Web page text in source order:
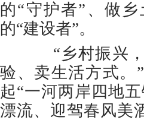
的“守护者”、做
的“建设者”。
“乡村振兴，
验、卖生活方式。
起“一河两岸四地
漂流、迎驾春风美